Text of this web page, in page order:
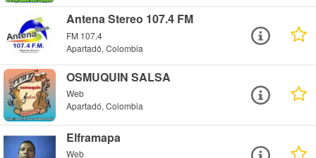
Antena Stereo 107.4 FM
FM 107.4
Apartadó, Colombia
OSMUQUIN SALSA
Web
Apartadó, Colombia
Elframapa
Web